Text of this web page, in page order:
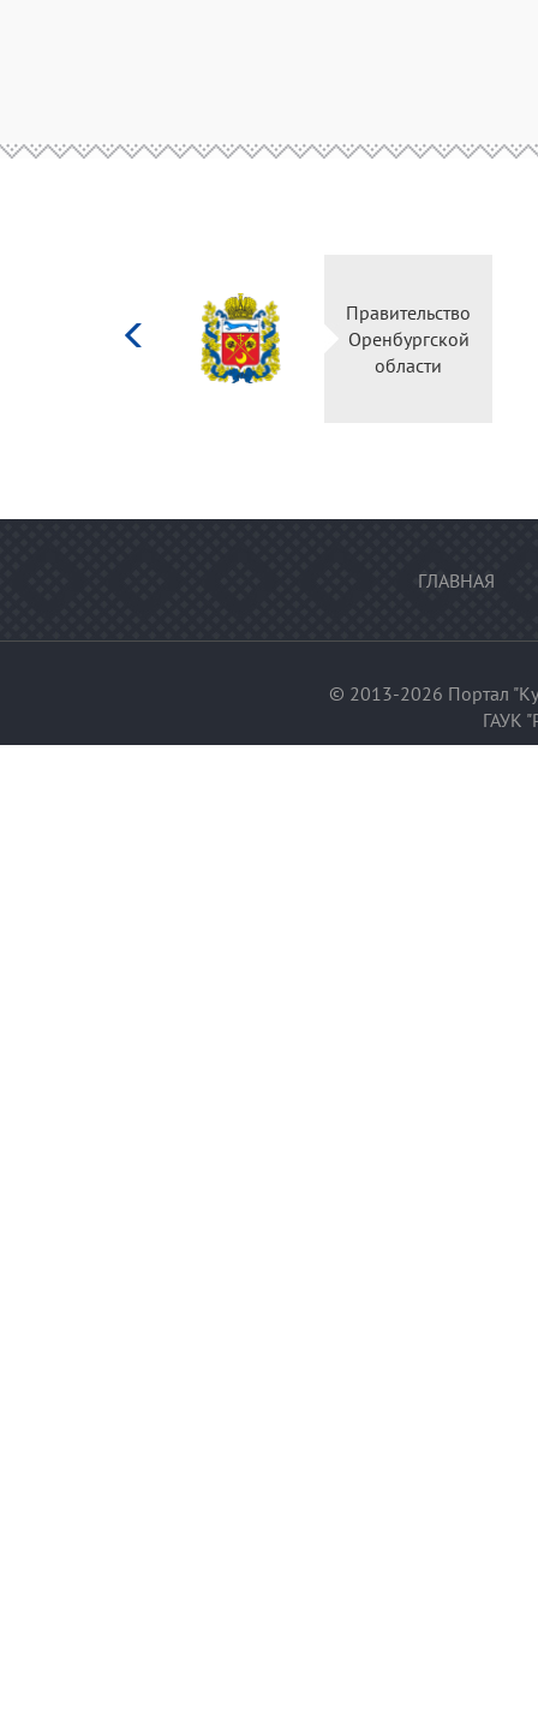
Министерство
культуры
Российской
федерации
ГЛАВНАЯ
© 2013-2026 Портал
ГАУК